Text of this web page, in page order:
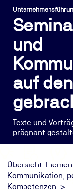
und
auf
Texte und
prägnant
Übersicht
Kommunikation,
Kompetenzen